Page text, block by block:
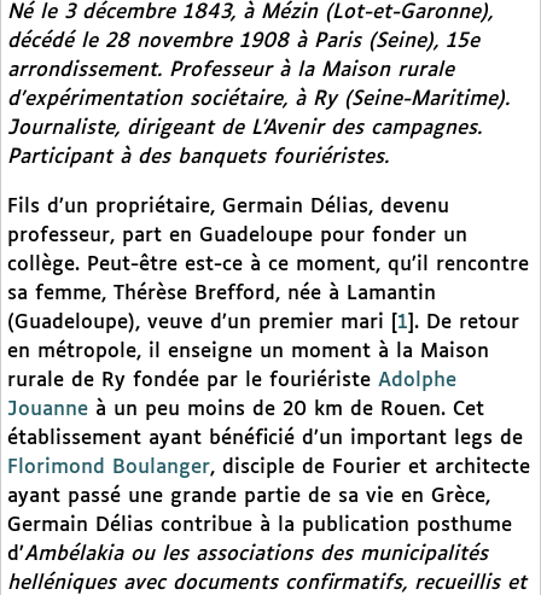
Né le 3 décembre 1843, à Mézin (Lot-et-Garonne),
décédé le 28 novembre 1908 à Paris (Seine), 15e
arrondissement. Professeur à la Maison rurale
d’expérimentation sociétaire, à Ry (Seine-Maritime).
Journaliste, dirigeant de L’Avenir des campagnes.
Participant à des banquets fouriéristes.
Fils d’un propriétaire, Germain Délias, devenu
professeur, part en Guadeloupe pour fonder un
collège. Peut-être est-ce à ce moment, qu’il rencontre
sa femme, Thérèse Brefford, née à Lamantin
(Guadeloupe), veuve d’un premier mari
1 . De retour
en métropole, il enseigne un moment à la Maison
rurale de Ry fondée par le fouriériste Adolphe
Jouanne à un peu moins de 20 km de Rouen. Cet
établissement ayant bénéficié d’un important legs de
Florimond Boulanger, disciple de Fourier et architecte
ayant passé une grande partie de sa vie en Grèce,
Germain Délias contribue à la publication posthume
d’Ambélakia ou les associations des municipalités
helléniques avec documents confirmatifs, recueillis et